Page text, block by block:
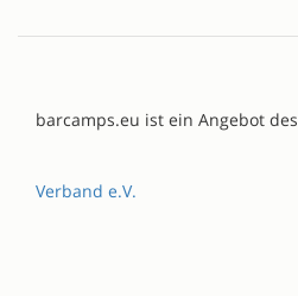
barcamps.eu ist ein Angebot des
Verband e.V.